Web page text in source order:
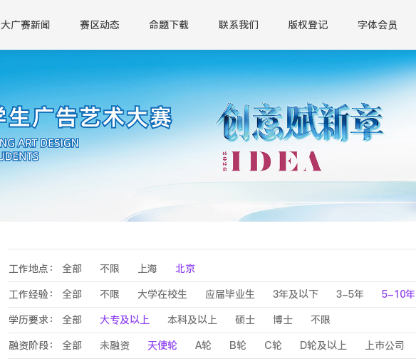
大广赛新闻 赛区动态 命题下载 联系我们 版权登记 字体会员
工作地点： 全部 不限 上海 北京
工作经验： 全部 不限 大学在校生 应届毕业生 3年及以下 3-5年 5-10年
学历要求： 全部 大专及以上 本科及以上 硕士 博士 不限
融资阶段： 全部 未融资 天使轮 A轮 B轮 C轮 D轮及以上 上市公司